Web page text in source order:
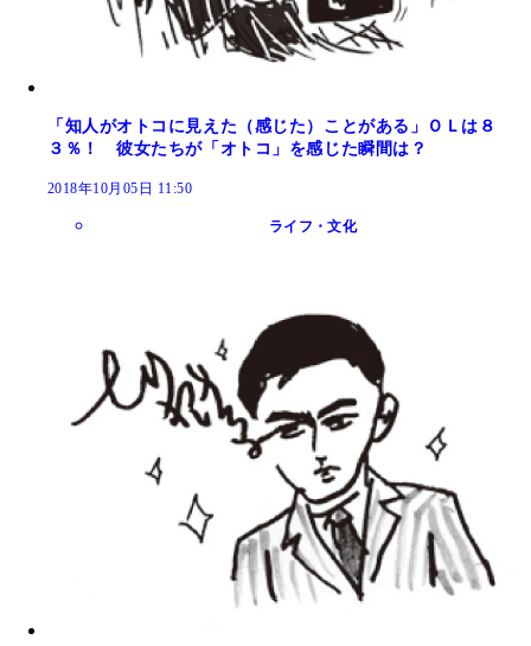
「知人がオトコに見えた（感じた）ことがある」ＯＬは８
３％！ 彼女たちが「オトコ」を感じた瞬間は？
2018年10月05日 11:50
ライフ・文化